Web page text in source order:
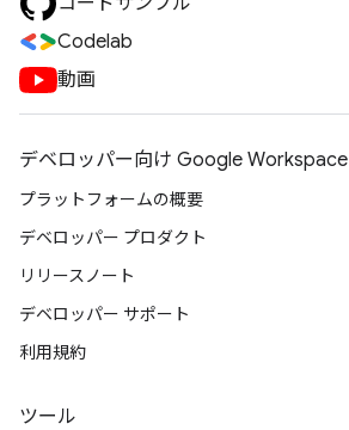
Codelab
動画
デベロッパー向け Google Workspace
プラットフォームの概要
デベロッパー プロダクト
リリースノート
デベロッパー サポート
利用規約
ツール